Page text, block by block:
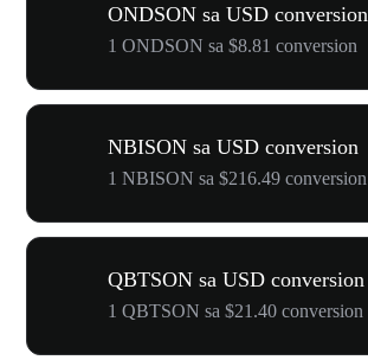
ONDSON sa USD conversion
1 ONDSON sa $8.81 conversion
NBISON sa USD conversion
1 NBISON sa $216.49 conversion
QBTSON sa USD conversion
1 QBTSON sa $21.40 conversion